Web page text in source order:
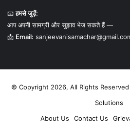
📧हमसे जुड़ें:
आप अपनी सामग्री और सुझाव भेज सकते हैं —
📩 Email:
© Copyright 2026, All Rights
Solutions
About Us
Contact Us